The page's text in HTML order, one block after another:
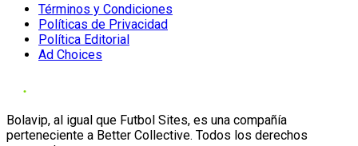
Términos y Condiciones
Políticas de Privacidad
Política Editorial
Ad Choices
Bolavip, al igual que Futbol Sites, es una compañía
perteneciente a Better Collective. Todos los derechos